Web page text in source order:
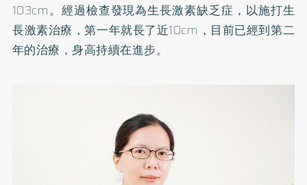
103cm。經過檢查發現為生長激素缺乏症，以施打生
長激素治療，第一年就長了近10cm，目前已經到第二
年的治療，身高持續在進步。